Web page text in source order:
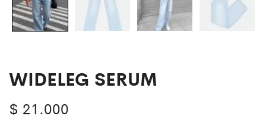
WIDELEG SERUM
$ 21.000